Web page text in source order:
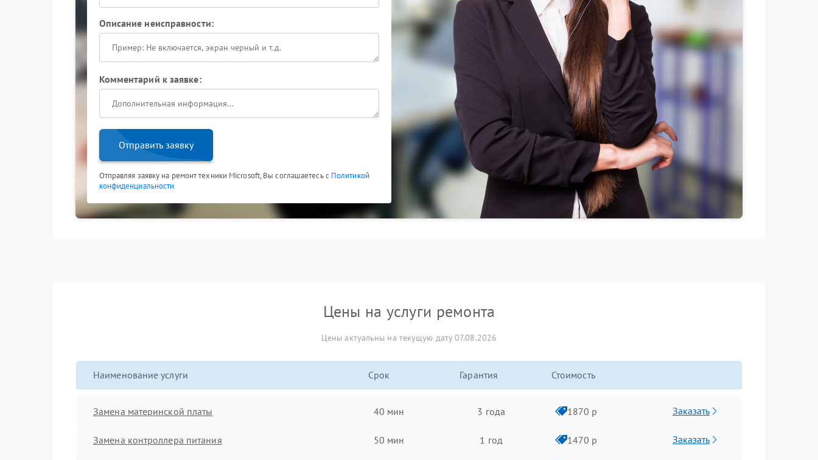
Описание неисправности:
Комментарий к заявке:
Отправить заявку
Отправляя заявку на ремонт техники Microsoft, Вы соглашаетесь с Политикой
конфиденциальности
Цены на услуги ремонта
Цены актуальны на текущую дату 07.08.2026
Наименование услуги Срок Гарантия Стоимость
Замена материнской платы 40 мин 3 года 1870 р Заказать
Замена контроллера питания 50 мин 1 год 1470 р Заказать